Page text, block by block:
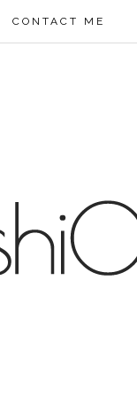
*/ right: 0px; /*
font-weight:bold; } -->
CONTACT ME